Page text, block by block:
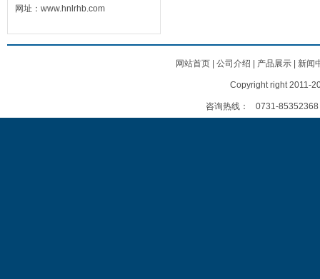
网址：www.hnlrhb.com
网站首页| 公司介绍 产品展示| 新闻
Copyright right 2011-
咨询热线： 0731-85352368